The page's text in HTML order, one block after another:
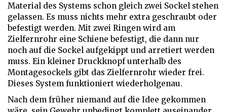
Material des Systems schon gleich zwei Sockel stehen
gelassen. Es muss nichts mehr extra geschraubt oder
befestigt werden. Mit zwei Ringen wird am
Zielfernrohr eine Schiene befestigt, die dann nur
noch auf die Sockel aufgekippt und arretiert werden
muss. Ein kleiner Druckknopf unterhalb des
Montagesockels gibt das Zielfernrohr wieder frei.
Dieses System funktioniert wiederholgenau.
Nach dem früher niemand auf die Idee gekommen